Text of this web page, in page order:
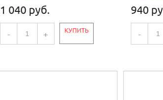
1 040 руб.
- + КУПИТЬ
940
-